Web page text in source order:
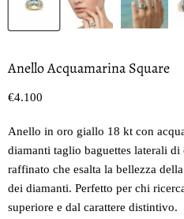
Anello Acquamarina Square
Prezzo oggi
€4.100
Anello in oro giallo 18 kt con
diamanti taglio baguettes laterali
raffinato che esalta la bellezza
dei diamanti. Perfetto per chi
superiore e dal carattere distintivo.